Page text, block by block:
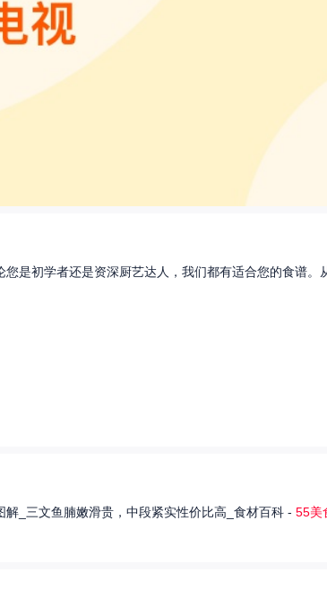
您是初学者还是资深厨艺达人，我们都有适合您的食谱
_三文鱼腩嫩滑贵，中段紧实性价比高_食材百科 - 55美